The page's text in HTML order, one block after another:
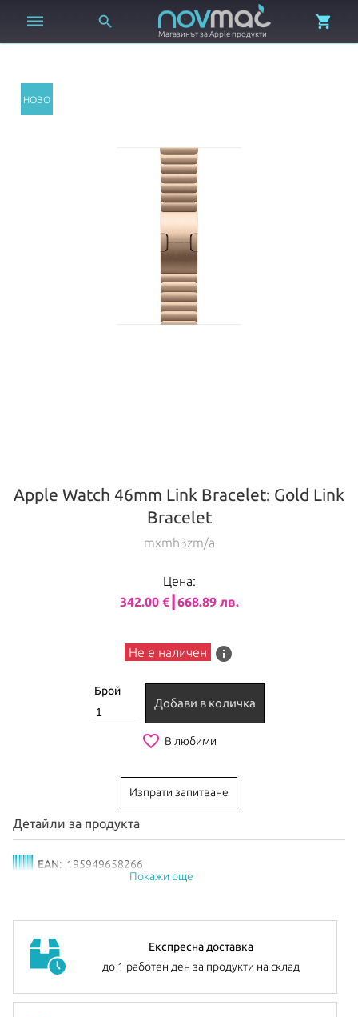
 
Магазинът за Apple продукти

Apple Watch 46mm Link Bracelet: Gold Link
Bracelet
mxmh3zm/a
Цена:
342.00 €┃668.89 лв.
Не е наличен info
Брой
Добави в количка
favorite_border В любими
Изпрати запитване
Детайли за продукта
EAN: 195949658266
Покажи още
Експресна доставка
до 1 работен ден за продукти на склад